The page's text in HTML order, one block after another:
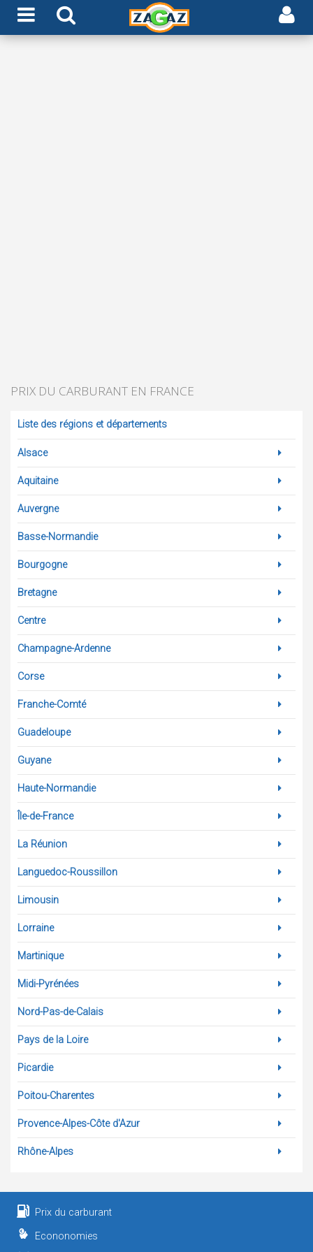
PRIX DU CARBURANT EN FRANCE
Liste des régions et départements
Alsace
Aquitaine
Auvergne
Basse-Normandie
Bourgogne
Bretagne
Centre
Champagne-Ardenne
Corse
Franche-Comté
Guadeloupe
Guyane
Haute-Normandie
Île-de-France
La Réunion
Languedoc-Roussillon
Limousin
Lorraine
Martinique
Midi-Pyrénées
Nord-Pas-de-Calais
Pays de la Loire
Picardie
Poitou-Charentes
Provence-Alpes-Côte d'Azur
Rhône-Alpes
Prix du carburant
Econonomies